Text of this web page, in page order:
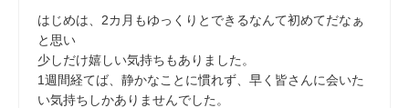
はじめは、2カ月もゆっくりとできるなんて初めてだなぁ
と思い
少しだけ嬉しい気持ちもありました。
1週間経てば、静かなことに慣れず、早く皆さんに会いた
い気持ちしかありませんでした。